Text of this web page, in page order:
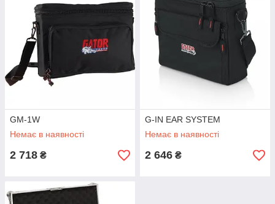
GM-1W
Немає в наявності
2 718 ₴
G-IN EAR SYSTEM
Немає в наявності
2 646 ₴